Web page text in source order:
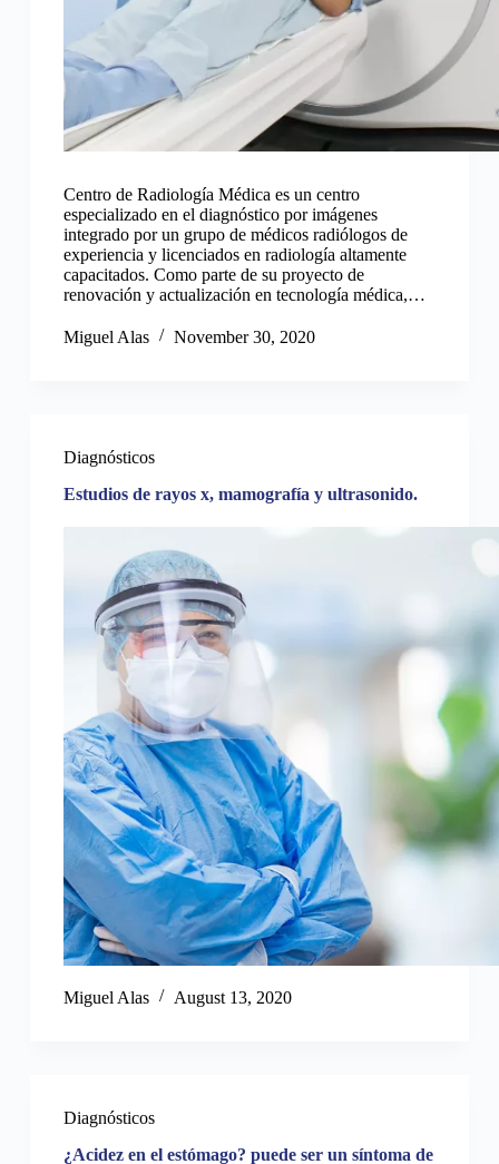
Centro de Radiología Médica es un centro
especializado en el diagnóstico por imágenes
integrado por un grupo de médicos radiólogos de
experiencia y licenciados en radiología altamente
capacitados. Como parte de su proyecto de
renovación y actualización en tecnología médica,…
Miguel Alas November 30, 2020
Diagnósticos
Estudios de rayos x, mamografía y ultrasonido.
Miguel Alas August 13, 2020
Diagnósticos
¿Acidez en el estómago? puede ser un síntoma de